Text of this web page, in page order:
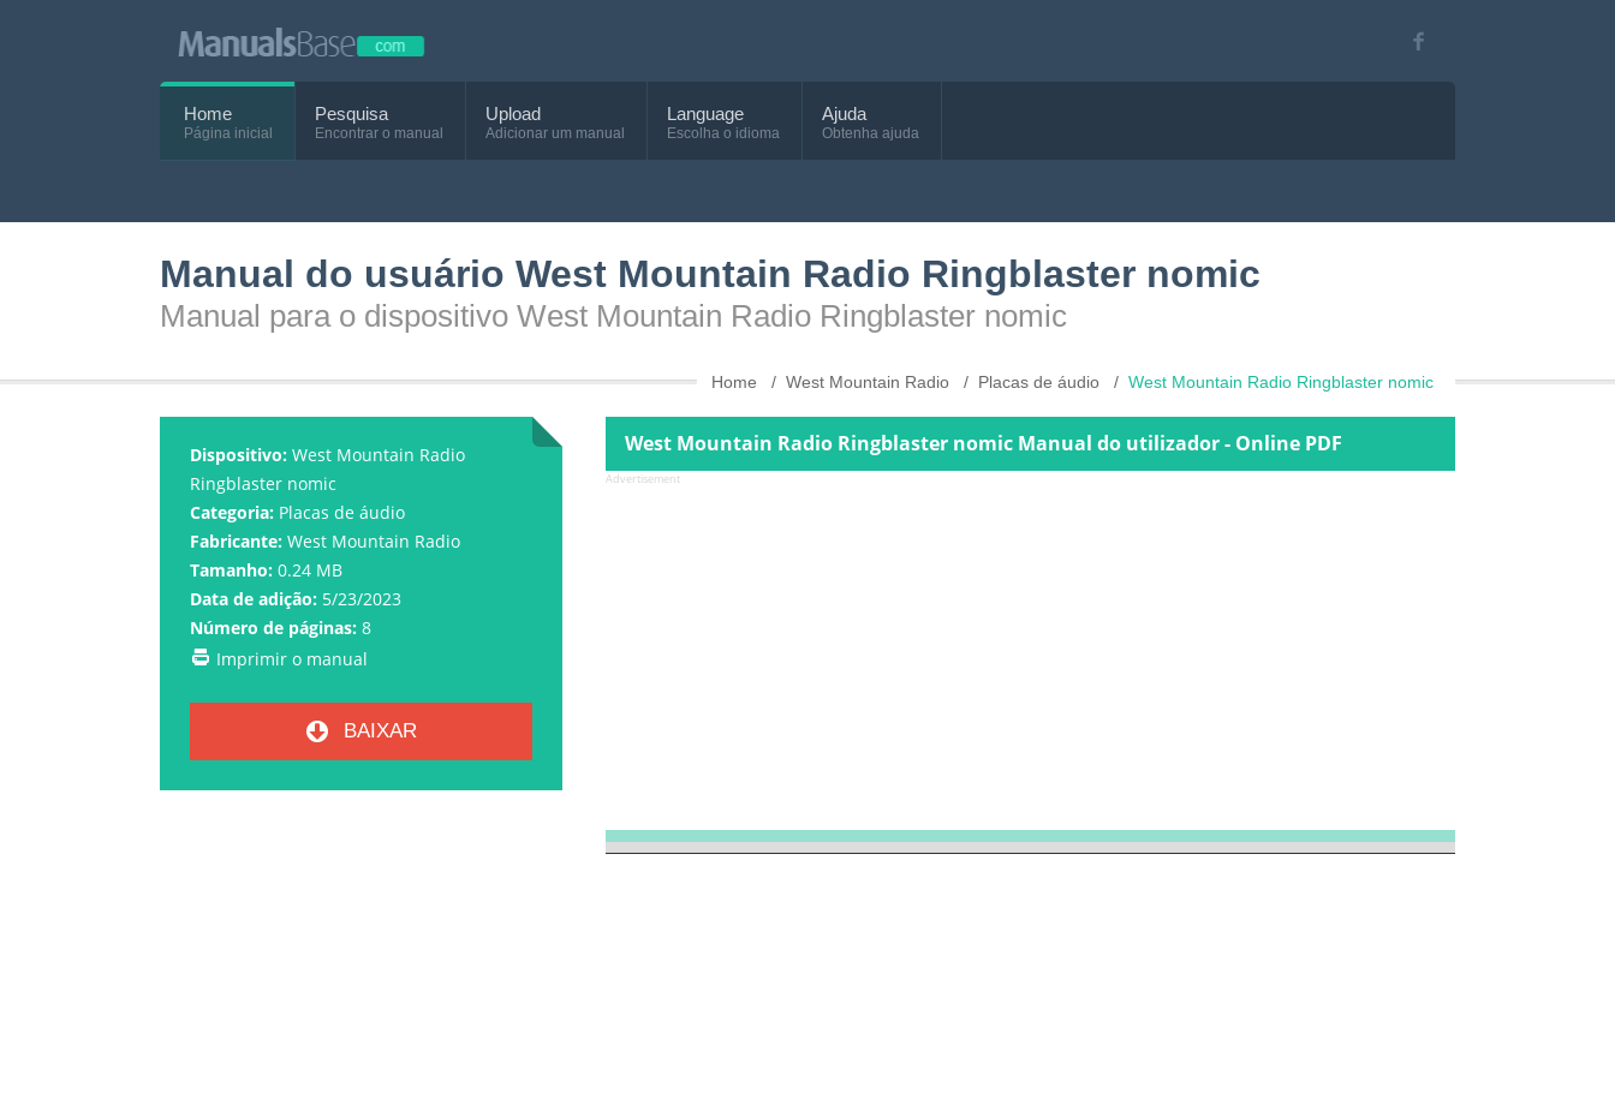
Home
Página inicial
Pesquisa
Encontrar o manual
Upload
Adicionar um manual
Language
Escolha o idioma
Ajuda
Obtenha ajuda
Manual do usuário West Mountain Radio Ringblaster nomic
Manual para o dispositivo West Mountain Radio Ringblaster nomic
Home West Mountain Radio Placas de áudio West Mountain Radio Ringblaster nomic
Dispositivo: West Mountain Radio
Ringblaster nomic
Categoria: Placas de áudio
Fabricante: West Mountain Radio
Tamanho: 0.24 MB
Data de adição: 5/23/2023
Número de páginas: 8
Imprimir o manual
BAIXAR
West Mountain Radio Ringblaster nomic Manual do utilizador - Online PDF
Advertisement